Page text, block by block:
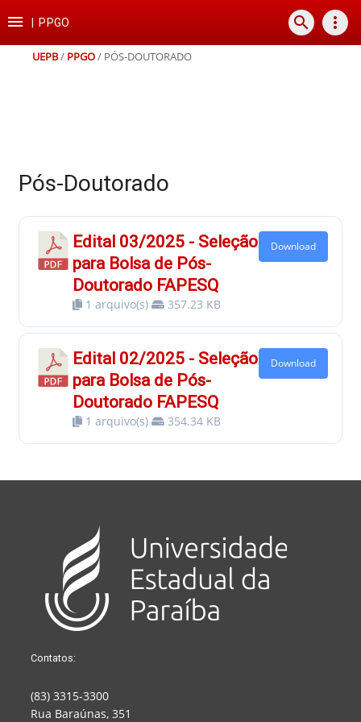
para
conteúdo
para
para
para
rodapé
 PPGO search more_vert
UEPB/ PPGO/ PÓS-DOUTORADO
Pós-Doutorado
Edital 03/2025 - Seleção
para Bolsa de Pós-
Doutorado FAPESQ
1 arquivo(s) 357.23 KB
Download
Edital 02/2025 - Seleção
para Bolsa de Pós-
Doutorado FAPESQ
1 arquivo(s) 354.34 KB
Download
Contatos:
(83) 3315-3300
Rua Baraúnas, 351